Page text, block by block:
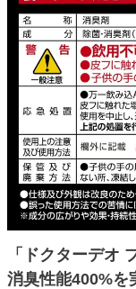
「ドクターデオ
消臭性能400%を